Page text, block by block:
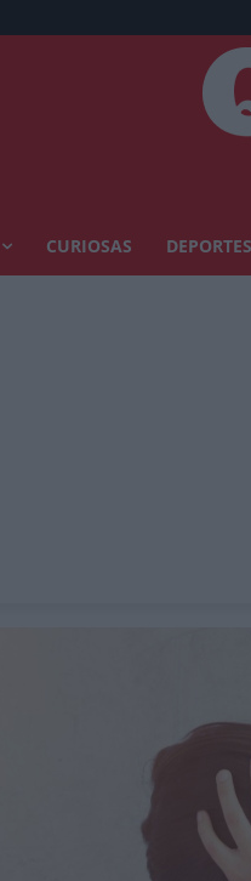
CURIOSAS DEPORTES